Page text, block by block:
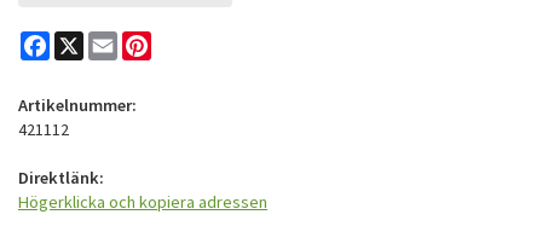
Facebook
X Email
Artikelnummer:
421112
Direktlänk:
Högerklicka och kopiera adressen